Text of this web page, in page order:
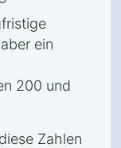
ein
200 und
Zahlen